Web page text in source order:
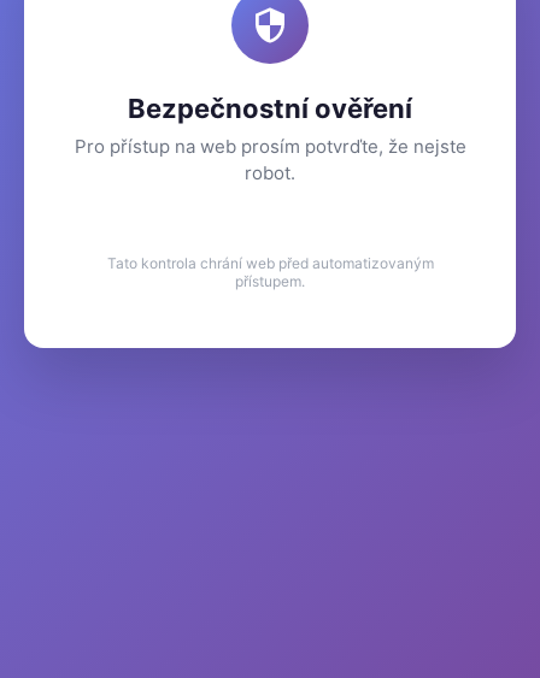
Bezpečnostní ověření
Pro přístup na web prosím potvrďte, že nejste
robot.
Tato kontrola chrání web před automatizovaným
přístupem.